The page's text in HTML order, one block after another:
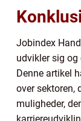
Jobindex
udvikler sig
Denne artikel
over sektoren,
muligheder,